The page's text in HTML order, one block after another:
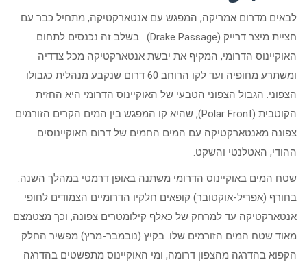
לבאים מדרום אמריקה, המפגש עם אנטארקטיקה, מתחיל כבר עם
חציית מיצר דרייק (Drake Passage) . בשלב זה נכנסים לתחום
האוקיינוס הדרומי, המקיף את יבשת אנטארקטיקה מכל צדדיה
ומשתרע מחופיה ועד לקו הרוחב 60 דרום שנקבע מנהלית כגבולו
הצפוני. הגבול הצפוני הטבעי של האוקיינוס הדרומי היא החזית
הקוטבית (Polar Front), שהיא קו המפגש בין המים הקרים הזורמים
צפונה מאנטארקטיקה עם המים החמים של דרום האוקיינוסים
ההודי, האטלנטי והשקט.
שטח המים באוקיינוס הדרומי משתנה באופן דרמטי במהלך השנה.
בחורף (אפריל-אוקטובר) קופאים חלקיו הדרומיים הצמודים לחופי
אנטארקטיקה עד למרחק של כאלף קילומטרים צפונה, וכך מצטמצם
מאוד שטח המים הזורמים שלו. בקיץ (נובמבר-מרץ) מפשיר החלק
הקפוא בהדרגה מהצפון דרומה, ומי האוקיינוס מתפשטים בהדרגה